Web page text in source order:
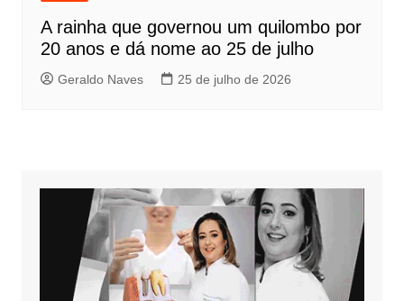
A rainha que governou um quilombo por
20 anos e dá nome ao 25 de julho
Geraldo Naves 25 de julho de 2026